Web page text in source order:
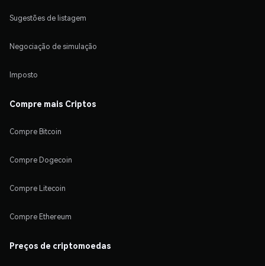
Sugestões de listagem
Negociação de simulação
Imposto
Compre mais Criptos
Compre Bitcoin
Compre Dogecoin
Compre Litecoin
Compre Ethereum
Preços de criptomoedas